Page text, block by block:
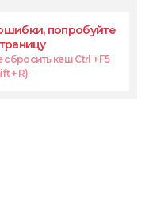
попробуйте
кеш Ctrl + F5
+ R)